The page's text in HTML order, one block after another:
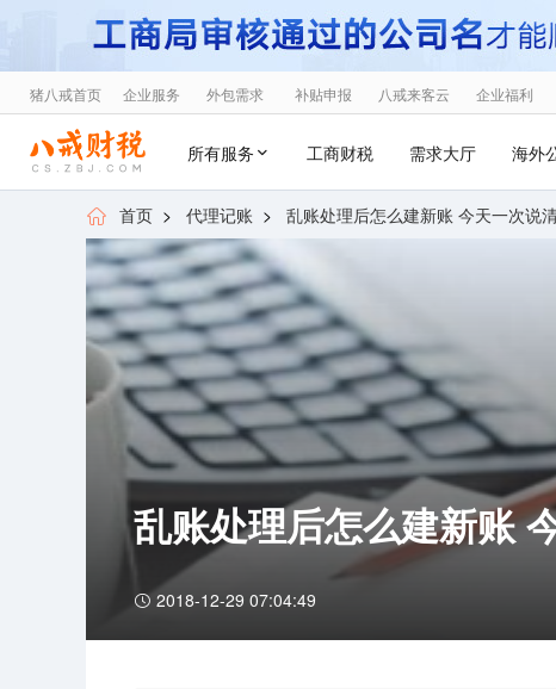
猪八戒首页 企业服务 外包需求 补贴申报 八戒来客云 企业福利
所有服务 工商财税 需求大厅 海外
首页 > 代理记账 > 乱账处理后怎么建新账 今天一次说
乱账处理后怎么建新账
2018-12-29 07:04:49